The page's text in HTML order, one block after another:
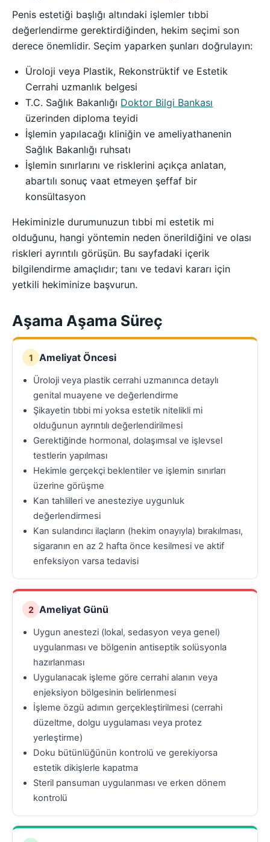
Penis estetiği başlığı altındaki işlemler tıbbi
değerlendirme gerektirdiğinden, hekim seçimi son
derece önemlidir. Seçim yaparken şunları doğrulayın:
Üroloji veya Plastik, Rekonstrüktif ve Estetik
Cerrahi uzmanlık belgesi
T.C. Sağlık Bakanlığı Doktor Bilgi Bankası
üzerinden diploma teyidi
İşlemin yapılacağı kliniğin ve ameliyathanenin
Sağlık Bakanlığı ruhsatı
İşlemin sınırlarını ve risklerini açıkça anlatan,
abartılı sonuç vaat etmeyen şeffaf bir
konsültasyon
Hekiminizle durumunuzun tıbbi mi estetik mi
olduğunu, hangi yöntemin neden önerildiğini ve olası
riskleri ayrıntılı görüşün. Bu sayfadaki içerik
bilgilendirme amaçlıdır; tanı ve tedavi kararı için
yetkili hekiminize başvurun.
Aşama Aşama Süreç
1 Ameliyat Öncesi
Üroloji veya plastik cerrahi uzmanınca detaylı
genital muayene ve değerlendirme
Şikayetin tıbbi mi yoksa estetik nitelikli mi
olduğunun ayrıntılı değerlendirilmesi
Gerektiğinde hormonal, dolaşımsal ve işlevsel
testlerin yapılması
Hekimle gerçekçi beklentiler ve işlemin sınırları
üzerine görüşme
Kan tahlilleri ve anesteziye uygunluk
değerlendirmesi
Kan sulandırıcı ilaçların (hekim onayıyla) bırakılması,
sigaranın en az 2 hafta önce kesilmesi ve aktif
enfeksiyon varsa tedavisi
2 Ameliyat Günü
Uygun anestezi (lokal, sedasyon veya genel)
uygulanması ve bölgenin antiseptik solüsyonla
hazırlanması
Uygulanacak işleme göre cerrahi alanın veya
enjeksiyon bölgesinin belirlenmesi
İşleme özgü adımın gerçekleştirilmesi (cerrahi
düzeltme, dolgu uygulaması veya protez
yerleştirme)
Doku bütünlüğünün kontrolü ve gerekiyorsa
estetik dikişlerle kapatma
Steril pansuman uygulanması ve erken dönem
kontrolü